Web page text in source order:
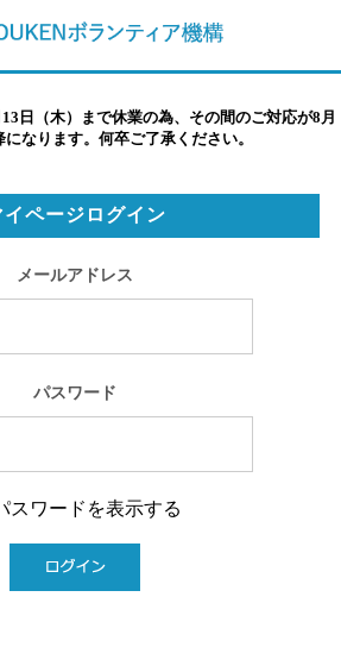
日（木）まで休業の為、その間のご対応が8月
なります。何卒ご了承ください。
イページログイン
メールアドレス
パスワード
スワードを表示する